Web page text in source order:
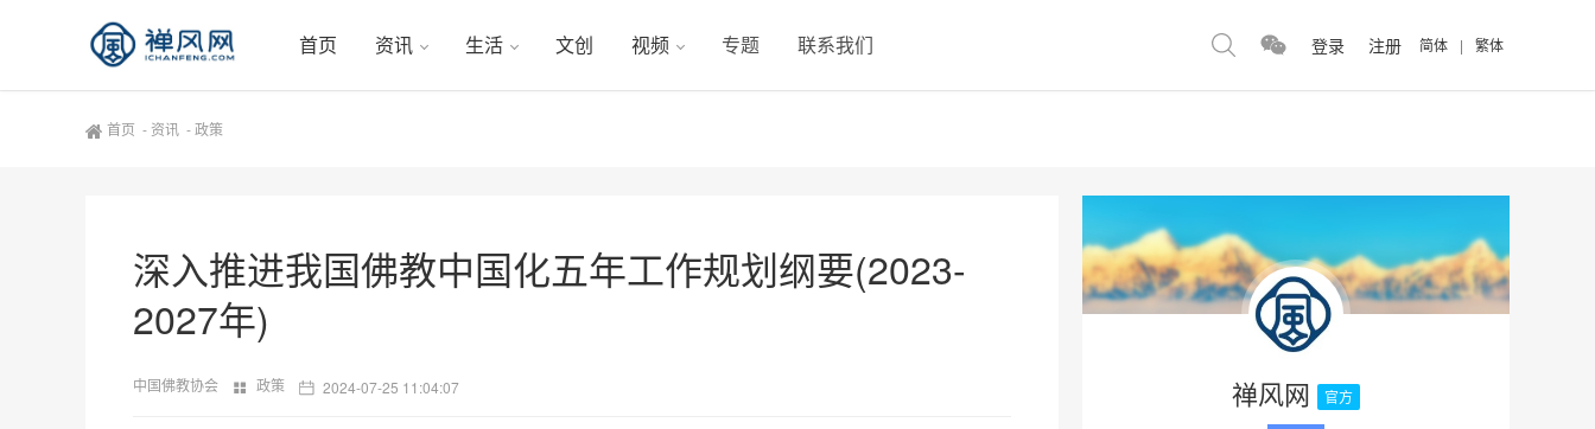
首页 资讯 生活 文创 视频 专题 联系我们 登录 注册 简体 | 繁体
首页 - 资讯 -政策
深入推进我国佛教中国化五年工作规划纲要(2023-
2027年)
中国佛教协会 政策 2024-07-25 11:04:07 禅风网 官方